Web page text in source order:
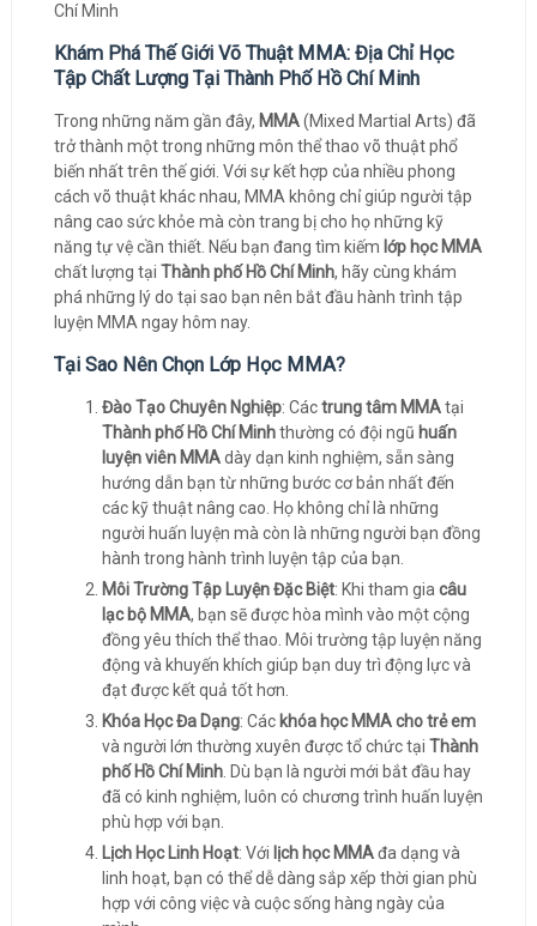
Chí Minh
Khám Phá Thế Giới Võ Thuật MMA: Địa Chỉ Học
Tập Chất Lượng Tại Thành Phố Hồ Chí Minh
Trong những năm gần đây, MMA(Mixed Martial Arts) đã
trở thành một trong những môn thể thao võ thuật phổ
biến nhất trên thế giới. Với sự kết hợp của nhiều phong
cách võ thuật khác nhau, MMA không chỉ giúp người tập
nâng cao sức khỏe mà còn trang bị cho họ những kỹ
năng tự vệ cần thiết. Nếu bạn đang tìm kiếm lớp học MMA
chất lượng tại Thành phố Hồ Chí Minh, hãy cùng khám
phá những lý do tại sao bạn nên bắt đầu hành trình tập
luyện MMA ngay hôm nay.
Tại Sao Nên Chọn Lớp Học MMA?
Đào Tạo Chuyên Nghiệp: Cáctrung tâm MMAtại
Thành phố Hồ Chí Minhthường có đội ngũ huấn
luyện viên MMAdày dạn kinh nghiệm, sẵn sàng
hướng dẫn bạn từ những bước cơ bản nhất đến
các kỹ thuật nâng cao. Họ không chỉ là những
người huấn luyện mà còn là những người bạn đồng
hành trong hành trình luyện tập của bạn.
Môi Trường Tập Luyện Đặc Biệt: Khi tham gia câu
lạc bộ MMA, bạn sẽ được hòa mình vào một cộng
đồng yêu thích thể thao. Môi trường tập luyện năng
động và khuyến khích giúp bạn duy trì động lực và
đạt được kết quả tốt hơn.
Khóa Học Đa Dạng: Các khóa học MMA cho trẻ em
và người lớn thường xuyên được tổ chức tại Thành
phố Hồ Chí Minh. Dù bạn là người mới bắt đầu hay
đã có kinh nghiệm, luôn có chương trình huấn luyện
phù hợp với bạn.
Lịch Học Linh Hoạt: Với lịch học MMAđa dạng và
linh hoạt, bạn có thể dễ dàng sắp xếp thời gian phù
hợp với công việc và cuộc sống hàng ngày của